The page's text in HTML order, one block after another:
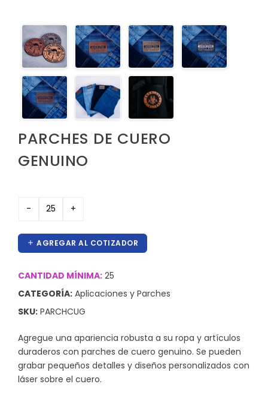
Gorras y Bufandas
Herramientas y llaveros
Hieleras
Kit de higiene y protección
Lanyards
Lentes
Manteles y Alfombras
Proteccion e Higiene
ProudPath
Reconocimientos
Regalos por Ocasion
Sombrillas y Paraguas
Sony
Suculentas
PARCHES DE CUERO
GENUINO
AGREGAR AL COTIZADOR
CANTIDAD MÍNIMA: 25
CATEGORÍA: Aplicaciones y Parches
SKU: PARCHCUG
Agregue una apariencia robusta a su ropa y artículos
duraderos con parches de cuero genuino. Se pueden
grabar pequeños detalles y diseños personalizados con
láser sobre el cuero.